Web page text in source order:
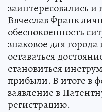
заинтересовались
Вячеслав Франк
обеспокоенность
знаковое для
оставаться
становиться
прибыли. В итоге в
заявление в
регистрацию.